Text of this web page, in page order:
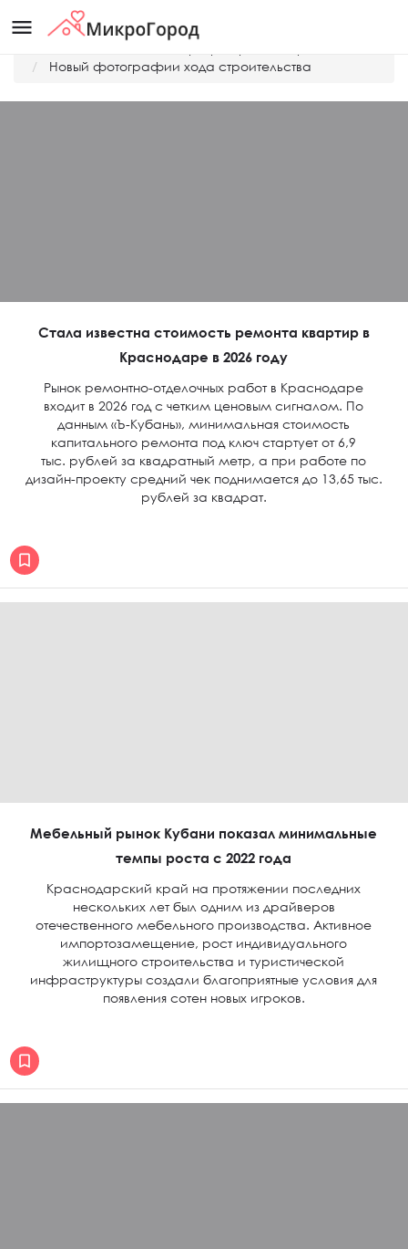
menu
Новый фотографии хода строительства
Стала известна стоимость ремонта квартир в
Краснодаре в 2026 году
Рынок ремонтно-отделочных работ в Краснодаре
входит в 2026 год с четким ценовым сигналом. По
данным «Ъ-Кубань», минимальная стоимость
капитального ремонта под ключ стартует от 6,9
тыс. рублей за квадратный метр, а при работе по
дизайн-проекту средний чек поднимается до 13,65 тыс.
рублей за квадрат.
Мебельный рынок Кубани показал минимальные
темпы роста с 2022 года
Краснодарский край на протяжении последних
нескольких лет был одним из драйверов
отечественного мебельного производства. Активное
импортозамещение, рост индивидуального
жилищного строительства и туристической
инфраструктуры создали благоприятные условия для
появления сотен новых игроков.